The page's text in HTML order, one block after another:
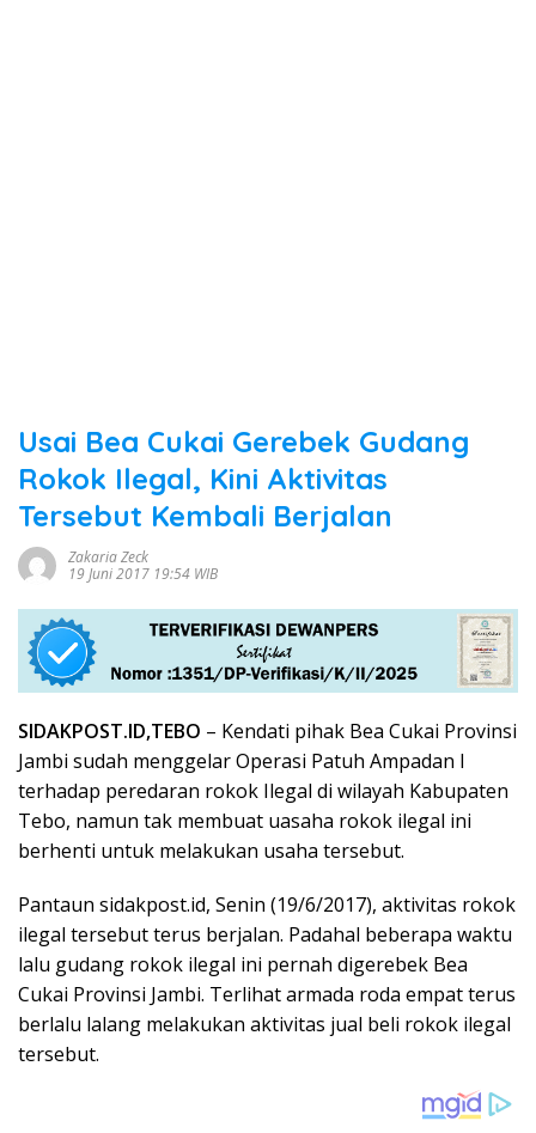
Usai Bea Cukai Gerebek Gudang
Rokok Ilegal, Kini Aktivitas
Tersebut Kembali Berjalan
Zakaria Zeck
19 Juni 2017 19:54 WIB
SIDAKPOST.ID,TEBO – Kendati pihak Bea Cukai Provinsi
Jambi sudah menggelar Operasi Patuh Ampadan I
terhadap peredaran rokok Ilegal di wilayah Kabupaten
Tebo, namun tak membuat uasaha rokok ilegal ini
berhenti untuk melakukan usaha tersebut.
Pantaun sidakpost.id, Senin (19/6/2017), aktivitas rokok
ilegal tersebut terus berjalan. Padahal beberapa waktu
lalu gudang rokok ilegal ini pernah digerebek Bea
Cukai Provinsi Jambi. Terlihat armada roda empat terus
berlalu lalang melakukan aktivitas jual beli rokok ilegal
tersebut.